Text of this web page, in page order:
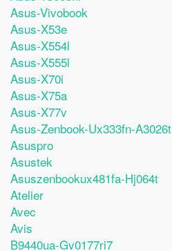
Asus-Vivobook
Asus-X53e
Asus-X554l
Asus-X555l
Asus-X70i
Asus-X75a
Asus-X77v
Asus-Zenbook-Ux333fn-A3026t
Asuspro
Asustek
Asuszenbookux481fa-Hj064t
Atelier
Avec
Avis
B9440ua-Gv0177ri7